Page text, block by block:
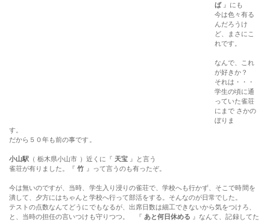
ば』にも
今は色々有る
んだろうけ
ど、まさにこ
れです。
なんで、これ
が好きか？
それは・・・
学生の頃に通
っていた雀荘
にまで さかの
ぼりま
す。
だから５０年も前の事です。
小山駅 （ 栃木県小山市 ）近くに『 天宝』と言う
雀荘が有りました。『竹 』って言うのも有ったぞ。
今は無いのですが、当時、学生入り浸りの雀荘で、学校へも行かず、そこで時間を
潰して、夕方にはちゃんと学校へ行って部活をする。そんなのが日常でした。
テストの点数なんてどうにでもなるが、出席日数は細工できないから気をつけろ、
と、当時の担任の言いつけも守りつつ。 『 あと何日休める 』なんて、記録してた